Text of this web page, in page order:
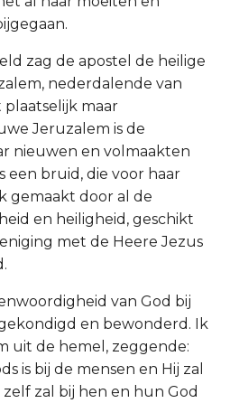
zag de apostel de heilige
nederdalende van
maar
Jeruzalem is de
nieuwen en volmaakten
een bruid, die voor haar
gemaakt door al de
en heiligheid, geschikt
met de Heere Jezus
van God bij
en bewonderd. Ik
uit de hemel, zeggende:
is bij de mensen en Hij zal
zal bij hen en hun God